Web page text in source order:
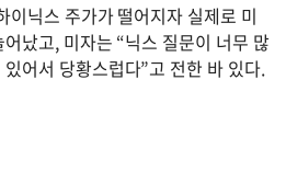
이닉스 주가가 떨어지자 실제로 미
났고, 미자는 “닉스 질문이 너무 많
어서 당황스럽다”고 전한 바 있다.